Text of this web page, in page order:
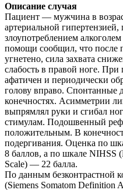
Описание случая
Пациент — мужчина в
артериальной
злоупотреблением
помощи сообщил, что после
угнетено, сила захвата
слабость в правой ноге.
афатичен и периодически
голову вправо. Спонтанные
конечностях. Асимметрии
выпрямлял руки и сгибал
стимулам. Подошвенный
положительным. В
подергивания. Оценка по
8 баллов, а по шкале NIHSS
Scale) — 22 балла.
По данным безконтрастной
(Siemens Somatom Definition